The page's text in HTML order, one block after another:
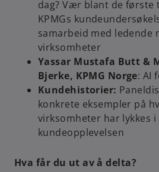
dag? Vær blant de første
KPMGs
samarbeid med ledende
virksomheter
Yassar Mustafa Butt &
Bjerke, KPMG Norge: AI
Kundehistorier:
konkrete eksempler på
virksomheter har lykkes i
kundeopplevelsen
Hva får du ut av å delta?